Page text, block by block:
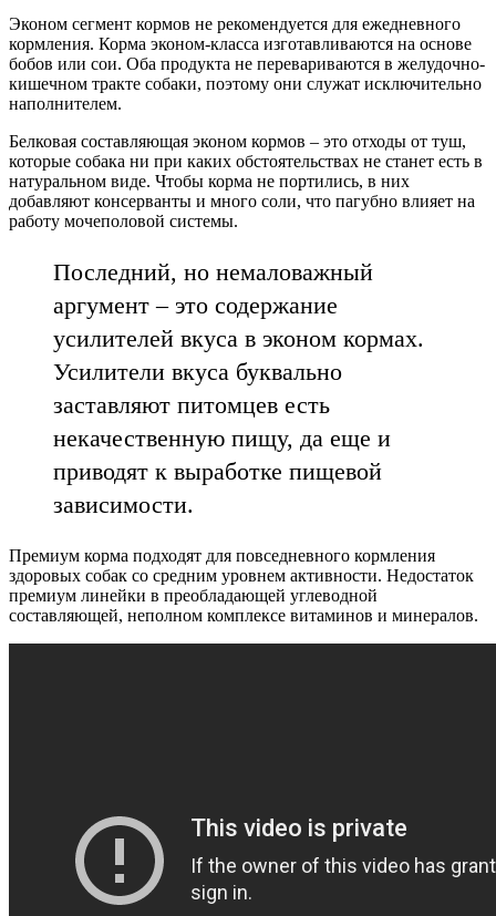
Эконом сегмент кормов не рекомендуется для ежедневного
кормления. Корма эконом-класса изготавливаются на основе
бобов или сои. Оба продукта не перевариваются в желудочно-
кишечном тракте собаки, поэтому они служат исключительно
наполнителем.
Белковая составляющая эконом кормов – это отходы от туш,
которые собака ни при каких обстоятельствах не станет есть в
натуральном виде. Чтобы корма не портились, в них
добавляют консерванты и много соли, что пагубно влияет на
работу мочеполовой системы.
Последний, но немаловажный
аргумент – это содержание
усилителей вкуса в эконом кормах.
Усилители вкуса буквально
заставляют питомцев есть
некачественную пищу, да еще и
приводят к выработке пищевой
зависимости.
Премиум корма подходят для повседневного кормления
здоровых собак со средним уровнем активности. Недостаток
премиум линейки в преобладающей углеводной
составляющей, неполном комплексе витаминов и минералов.